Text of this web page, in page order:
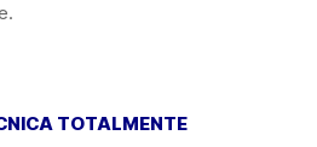
TOTALMENTE